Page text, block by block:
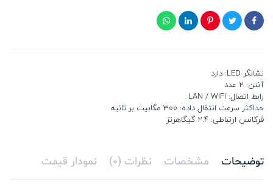
نشانگر LED: دارد
آنتن: 2 عدد
رابط اتصال: LAN / WIFI
حداکثر سرعت انتقال داده‌: 300 مگابیت بر ثانیه
فرکانس ارتباطی: 2.4 گیگاهرتز
توضیحات مشخصات نظرات (0) نمودار قیمت